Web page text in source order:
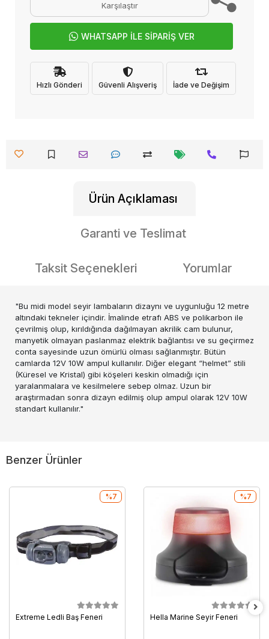
Karşılaştır
WHATSAPP İLE SİPARİŞ VER
Hızlı Gönderi Güvenli Alışveriş İade ve Değişim
Ürün Açıklaması
Garanti ve Teslimat
Taksit Seçenekleri Yorumlar
"Bu midi model seyir lambaların dizaynı ve uygunluğu 12 metre
altındaki tekneler içindir. İmalinde etrafı ABS ve polikarbon ile
çevrilmiş olup, kırıldığında dağılmayan akrilik cam bulunur,
manyetik olmayan paslanmaz elektrik bağlantısı ve su geçirmez
conta sayesinde uzun ömürlü olması sağlanmıştır. Bütün
camlarda 12V 10W ampul kullanılır. Diğer elegant “helmet” stili
(Küresel ve Kristal) gibi köşeleri keskin olmadığı için
yaralanmalara ve kesilmelere sebep olmaz. Uzun bir
araştırmadan sonra dizayn edilmiş olup ampul olarak 12V 10W
standart kullanılır."
Benzer Ürünler
Extreme Ledli Baş Feneri
%7
Hella Marine Seyir Feneri
%7